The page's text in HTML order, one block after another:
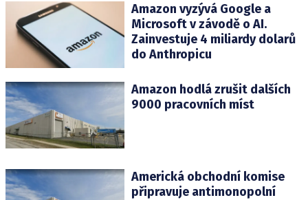
Amazon vyzývá Google a
Microsoft v závodě o AI.
Zainvestuje 4 miliardy dolarů
do Anthropicu
Amazon hodlá zrušit dalších
9000 pracovních míst
Americká obchodní komise
připravuje antimonopolní